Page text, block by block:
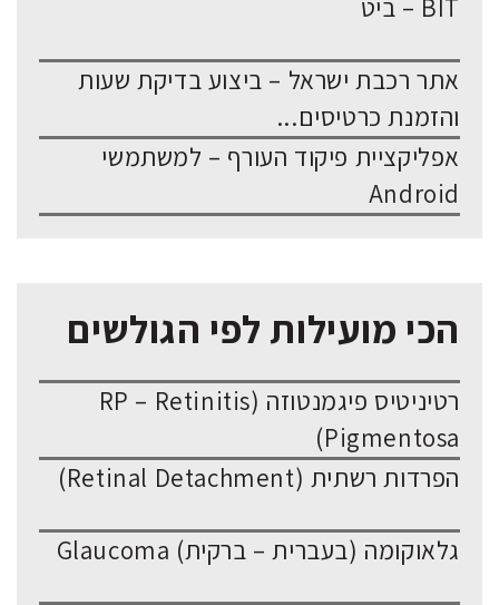
BIT – ביט
אתר רכבת ישראל – ביצוע בדיקת שעות
והזמנת כרטיסים...
אפליקציית פיקוד העורף – למשתמשי
Android
הכי מועילות לפי הגולשים
רטיניטיס פיגמנטוזה (RP – Retinitis
Pigmentosa)
הפרדות רשתית (Retinal Detachment)
גלאוקומה (בעברית – ברקית) Glaucoma